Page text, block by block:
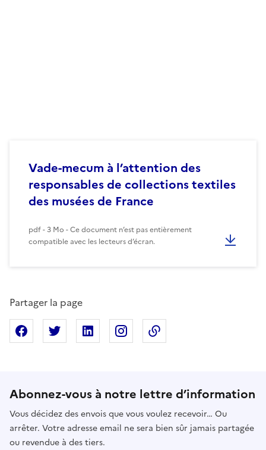
Vade-mecum à l’attention des
responsables de collections textiles
des musées de France
pdf - 3 Mo - Ce document n’est pas entièrement
compatible avec les lecteurs d’écran.
Partager la page
Partager sur Facebook
Partager sur XPartager sur Linkedin
Partager sur Instagram
Abonnez-vous à notre lettre d’information
Vous décidez des envois que vous voulez recevoir… Ou
arrêter. Votre adresse email ne sera bien sûr jamais partagée
ou revendue à des tiers.